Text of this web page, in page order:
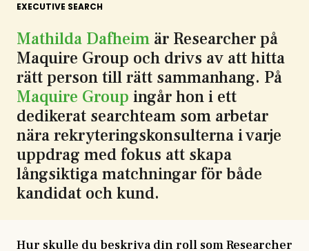
EXECUTIVE SEARCH
Mathilda Dafheim är Researcher på
Maquire Group och drivs av att hitta
rätt person till rätt sammanhang. På
Maquire Group ingår hon i ett
dedikerat searchteam som arbetar
nära rekryteringskonsulterna i varje
uppdrag med fokus att skapa
långsiktiga matchningar för både
kandidat och kund.
Hur skulle du beskriva din roll som Researcher